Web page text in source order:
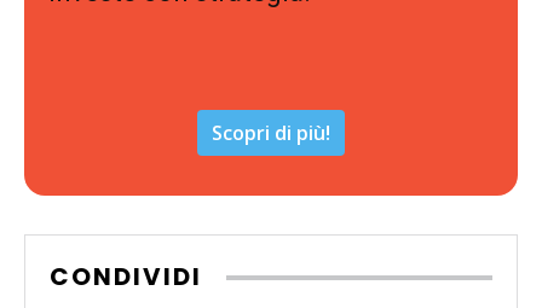
Scopri di più!
CONDIVIDI